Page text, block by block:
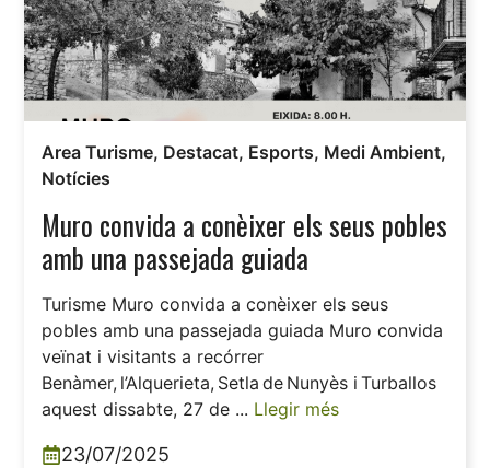
Area Turisme, Destacat, Esports, Medi Ambient,
Notícies
Muro convida a conèixer els seus pobles
amb una passejada guiada
Turisme Muro convida a conèixer els seus
pobles amb una passejada guiada Muro convida
veïnat i visitants a recórrer
Benàmer, l’Alquerieta, Setla de Nunyès i Turballos
aquest dissabte, 27 de ... Llegir més
23/07/2025